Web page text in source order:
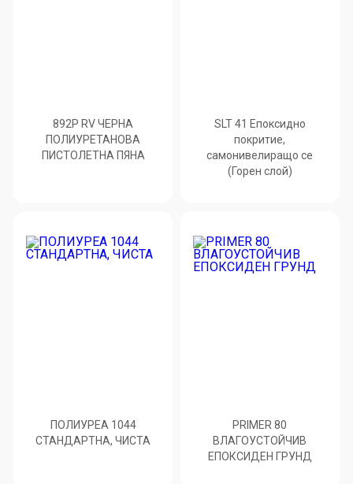
892P RV ЧЕРНА
ПОЛИУРЕТАНОВА
ПИСТОЛЕТНА ПЯНА
SLT 41 Епоксидно
покритие,
самонивелиращо се
(Горен слой)
ПОЛИУРЕА 1044
СТАНДАРТНА, ЧИСТА
PRIMER 80
ВЛАГОУСТОЙЧИВ
ЕПОКСИДЕН ГРУНД